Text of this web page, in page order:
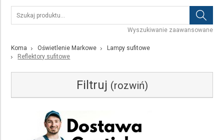
Wyszukiwanie zaawansowane
Koma Oświetlenie Markowe
Lampy sufitowe
Reflektory sufitowe
Filtruj (rozwiń)
Kategoria